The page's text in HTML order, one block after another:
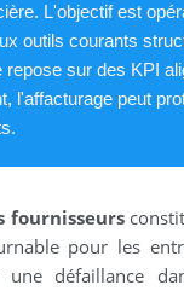
L'objectif est
outils courants
repose sur des KPI
l'affacturage peut
fournisseurs
pour les
défaillance